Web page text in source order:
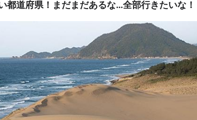
都道府県！まだまだあるな…全部行きたいな！